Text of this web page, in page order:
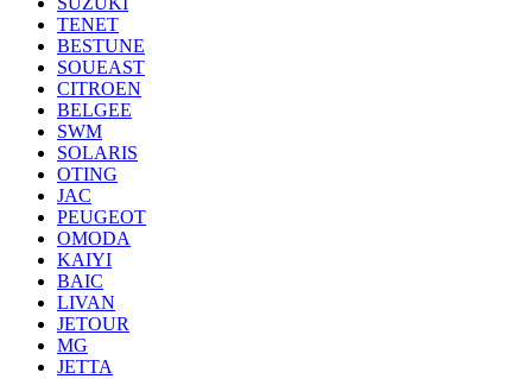
TENET
BESTUNE
SOUEAST
CITROEN
BELGEE
SWM
SOLARIS
OTING
JAC
PEUGEOT
OMODA
KAIYI
BAIC
LIVAN
JETOUR
MG
JETTA